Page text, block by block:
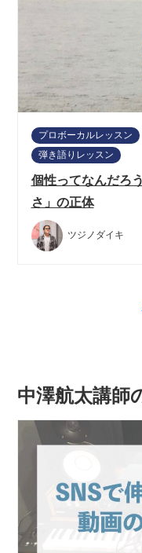
プロボーカルレッスン
弾き語りレッスン
個性ってなんだろ
さ」の正体
ツジノダイキ
中澤航太講師